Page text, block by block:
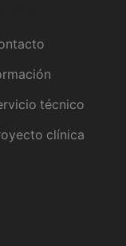
técnico
clínica